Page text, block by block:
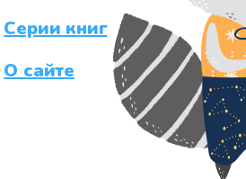
Серии книг
О сайте